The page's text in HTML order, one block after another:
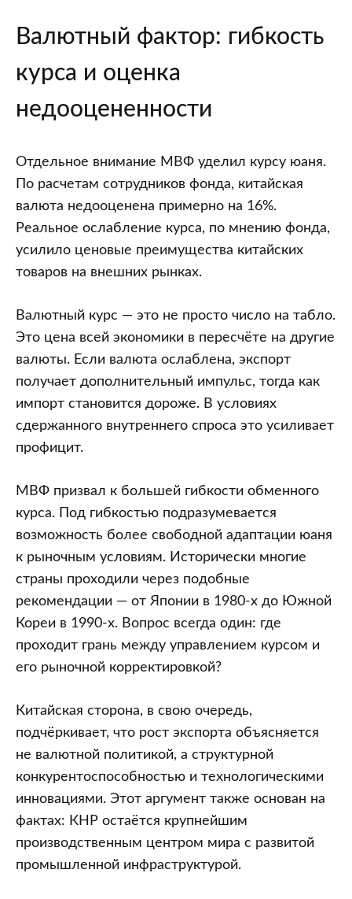
Валютный фактор: гибкость
курса и оценка
недооцененности
Отдельное внимание МВФ уделил курсу юаня.
По расчетам сотрудников фонда, китайская
валюта недооценена примерно на 16%.
Реальное ослабление курса, по мнению фонда,
усилило ценовые преимущества китайских
товаров на внешних рынках.
Валютный курс — это не просто число на табло.
Это цена всей экономики в пересчёте на другие
валюты. Если валюта ослаблена, экспорт
получает дополнительный импульс, тогда как
импорт становится дороже. В условиях
сдержанного внутреннего спроса это усиливает
профицит.
МВФ призвал к большей гибкости обменного
курса. Под гибкостью подразумевается
возможность более свободной адаптации юаня
к рыночным условиям. Исторически многие
страны проходили через подобные
рекомендации — от Японии в 1980-х до Южной
Кореи в 1990-х. Вопрос всегда один: где
проходит грань между управлением курсом и
его рыночной корректировкой?
Китайская сторона, в свою очередь,
подчёркивает, что рост экспорта объясняется
не валютной политикой, а структурной
конкурентоспособностью и технологическими
инновациями. Этот аргумент также основан на
фактах: КНР остаётся крупнейшим
производственным центром мира с развитой
промышленной инфраструктурой.